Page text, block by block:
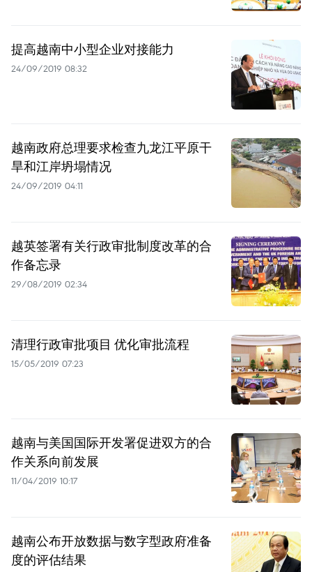
提高越南中小型企业对接能力
24/09/2019 08:32
越南政府总理要求检查九龙江平原干
旱和江岸坍塌情况
24/09/2019 04:11
越英签署有关行政审批制度改革的合
作备忘录
29/08/2019 02:34
清理行政审批项目 优化审批流程
15/05/2019 07:23
越南与美国国际开发署促进双方的合
作关系向前发展
11/04/2019 10:17
越南公布开放数据与数字型政府准备
度的评估结果